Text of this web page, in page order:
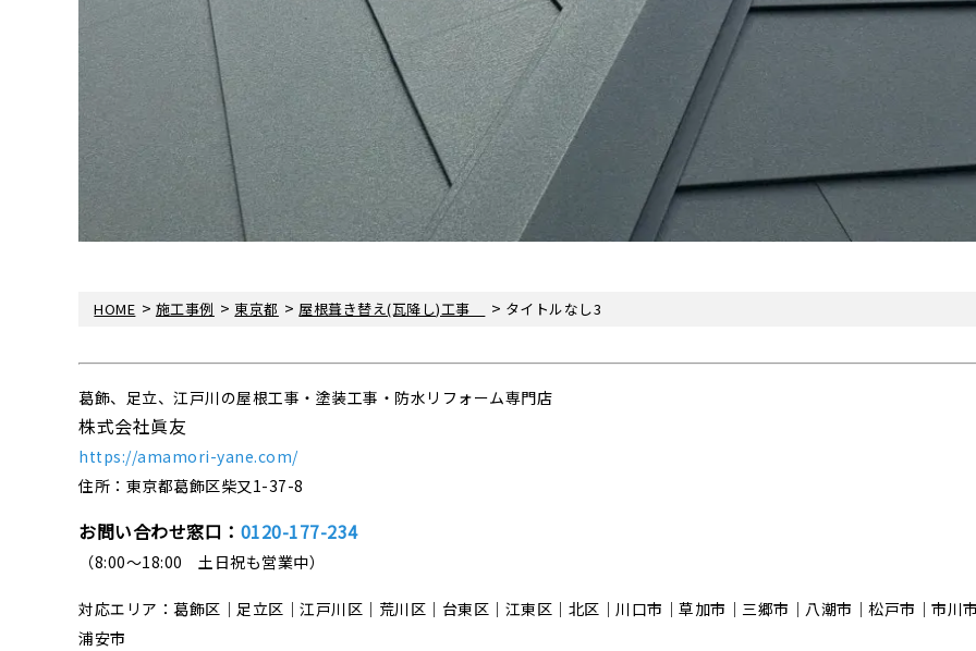
HOME > 施工事例 > 東京都 > 屋根葺き替え(瓦降し)工事 > タイトルなし3
葛飾、足立、江戸川の屋根工事・塗装工事・防水リフォーム専門店
株式会社眞友
https://amamori-yane.com/
住所：東京都葛飾区柴又1-37-8
お問い合わせ窓口： 0120-177-234
（8:00～18:00 土日祝も営業中）
対応エリア：葛飾区｜足立区｜江戸川区｜荒川区｜台東区｜江東区｜北区｜川口市｜草加市｜三郷市｜八潮市｜松⼾市｜市川
浦安市